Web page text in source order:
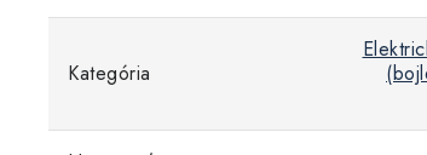
Kategória